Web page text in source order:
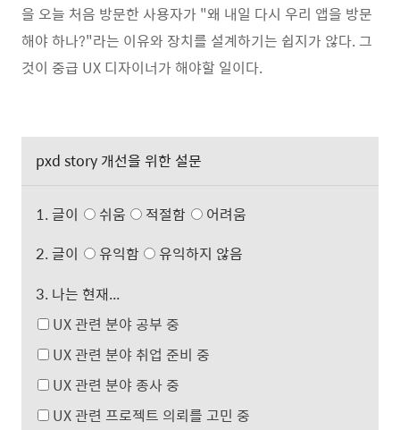
을 오늘 처음 방문한 사용자가 "왜 내일 다시 우리 앱을 방문
해야 하나?"라는 이유와 장치를 설계하기는 쉽지가 않다. 그
것이 중급 UX 디자이너가 해야할 일이다.
pxd story 개선을 위한 설문
1. 글이 쉬움 적절함
어려움
2. 글이
유익함
유익하지 않음
3. 나는 현재...
UX 관련 분야 공부 중
UX 관련 분야 취업 준비 중
UX 관련 분야 종사 중
UX 관련 프로젝트 의뢰를 고민 중